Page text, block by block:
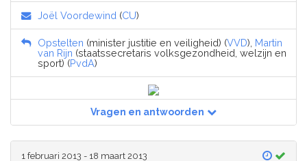
Joël Voordewind (CU)
Opstelten (minister justitie en veiligheid) (VVD), Martin
van Rijn (staatssecretaris volksgezondheid, welzijn en
sport) (PvdA)
Vragen en antwoorden
1 februari 2013 - 18 maart 2013